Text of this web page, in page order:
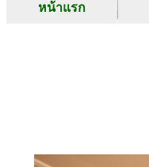
หน้าแรก